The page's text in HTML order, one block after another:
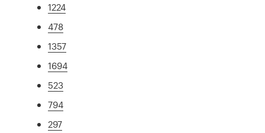
1224
478
1357
1694
523
794
297